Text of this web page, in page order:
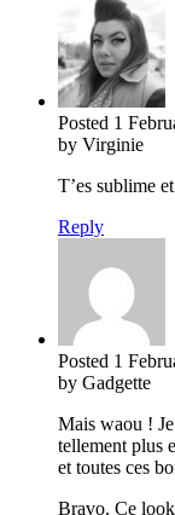
Posted 1
by Virginie
T’es sublime
Reply
Posted 1
by Gadgette
Mais waou !
tellement plus
et toutes ces
Bravo. Ce look